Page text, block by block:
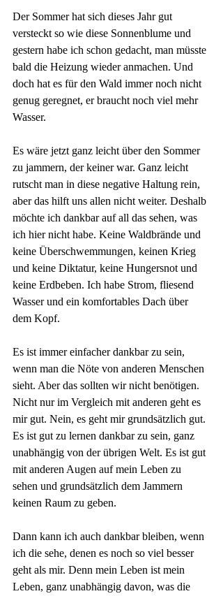
Der Sommer hat sich dieses Jahr gut
versteckt so wie diese Sonnenblume und
gestern habe ich schon gedacht, man müsste
bald die Heizung wieder anmachen. Und
doch hat es für den Wald immer noch nicht
genug geregnet, er braucht noch viel mehr
Wasser.
Es wäre jetzt ganz leicht über den Sommer
zu jammern, der keiner war. Ganz leicht
rutscht man in diese negative Haltung rein,
aber das hilft uns allen nicht weiter. Deshalb
möchte ich dankbar auf all das sehen, was
ich hier nicht habe. Keine Waldbrände und
keine Überschwemmungen, keinen Krieg
und keine Diktatur, keine Hungersnot und
keine Erdbeben. Ich habe Strom, fliesend
Wasser und ein komfortables Dach über
dem Kopf.
Es ist immer einfacher dankbar zu sein,
wenn man die Nöte von anderen Menschen
sieht. Aber das sollten wir nicht benötigen.
Nicht nur im Vergleich mit anderen geht es
mir gut. Nein, es geht mir grundsätzlich gut.
Es ist gut zu lernen dankbar zu sein, ganz
unabhängig von der übrigen Welt. Es ist gut
mit anderen Augen auf mein Leben zu
sehen und grundsätzlich dem Jammern
keinen Raum zu geben.
Dann kann ich auch dankbar bleiben, wenn
ich die sehe, denen es noch so viel besser
geht als mir. Denn mein Leben ist mein
Leben, ganz unabhängig davon, was die